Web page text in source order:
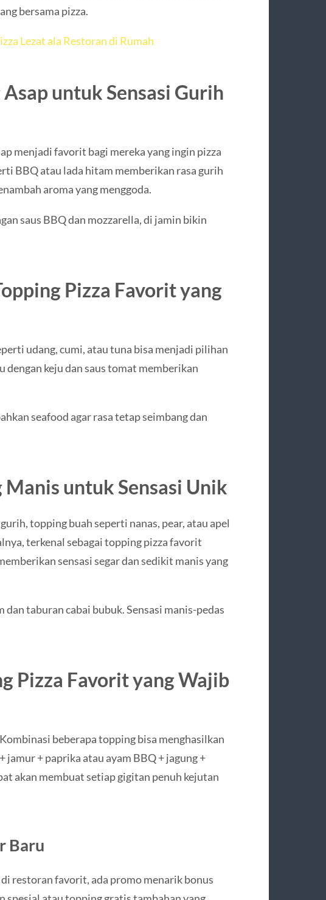
bersama pizza.
Lezat ala Restoran di Rumah
untuk Sensasi Gurih
menjadi favorit bagi mereka yang ingin pizza
BBQ atau lada hitam memberikan rasa gurih
aroma yang menggoda.
saus BBQ dan mozzarella, di jamin bikin
Pizza Favorit yang
udang, cumi, atau tuna bisa menjadi pilihan
dengan keju dan saus tomat memberikan
seafood agar rasa tetap seimbang dan
Manis untuk Sensasi Unik
topping buah seperti nanas, pear, atau apel
terkenal sebagai topping pizza favorit
sensasi segar dan sedikit manis yang
taburan cabai bubuk. Sensasi manis-pedas
Pizza Favorit yang Wajib
beberapa topping bisa menghasilkan
jamur + paprika atau ayam BBQ + jagung +
akan membuat setiap gigitan penuh kejutan
Baru
restoran favorit, ada promo menarik bonus